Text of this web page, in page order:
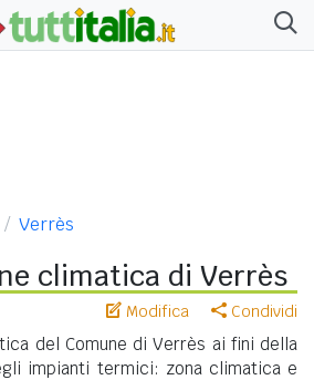
Verrès
climatica di Verrès
Modifica Condividi
del Comune di Verrès ai fini della
impianti termici: zona climatica e